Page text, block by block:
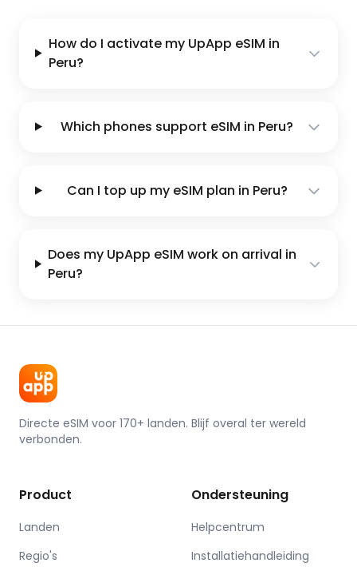
How do I activate my UpApp eSIM in
Peru?
Which phones support eSIM in Peru?
Can I top up my eSIM plan in Peru?
Does my UpApp eSIM work on arrival in
Peru?
Directe eSIM voor 170+ landen. Blijf overal ter wereld
verbonden.
Product
Landen
Regio's
Ondersteuning
Helpcentrum
Installatiehandleiding